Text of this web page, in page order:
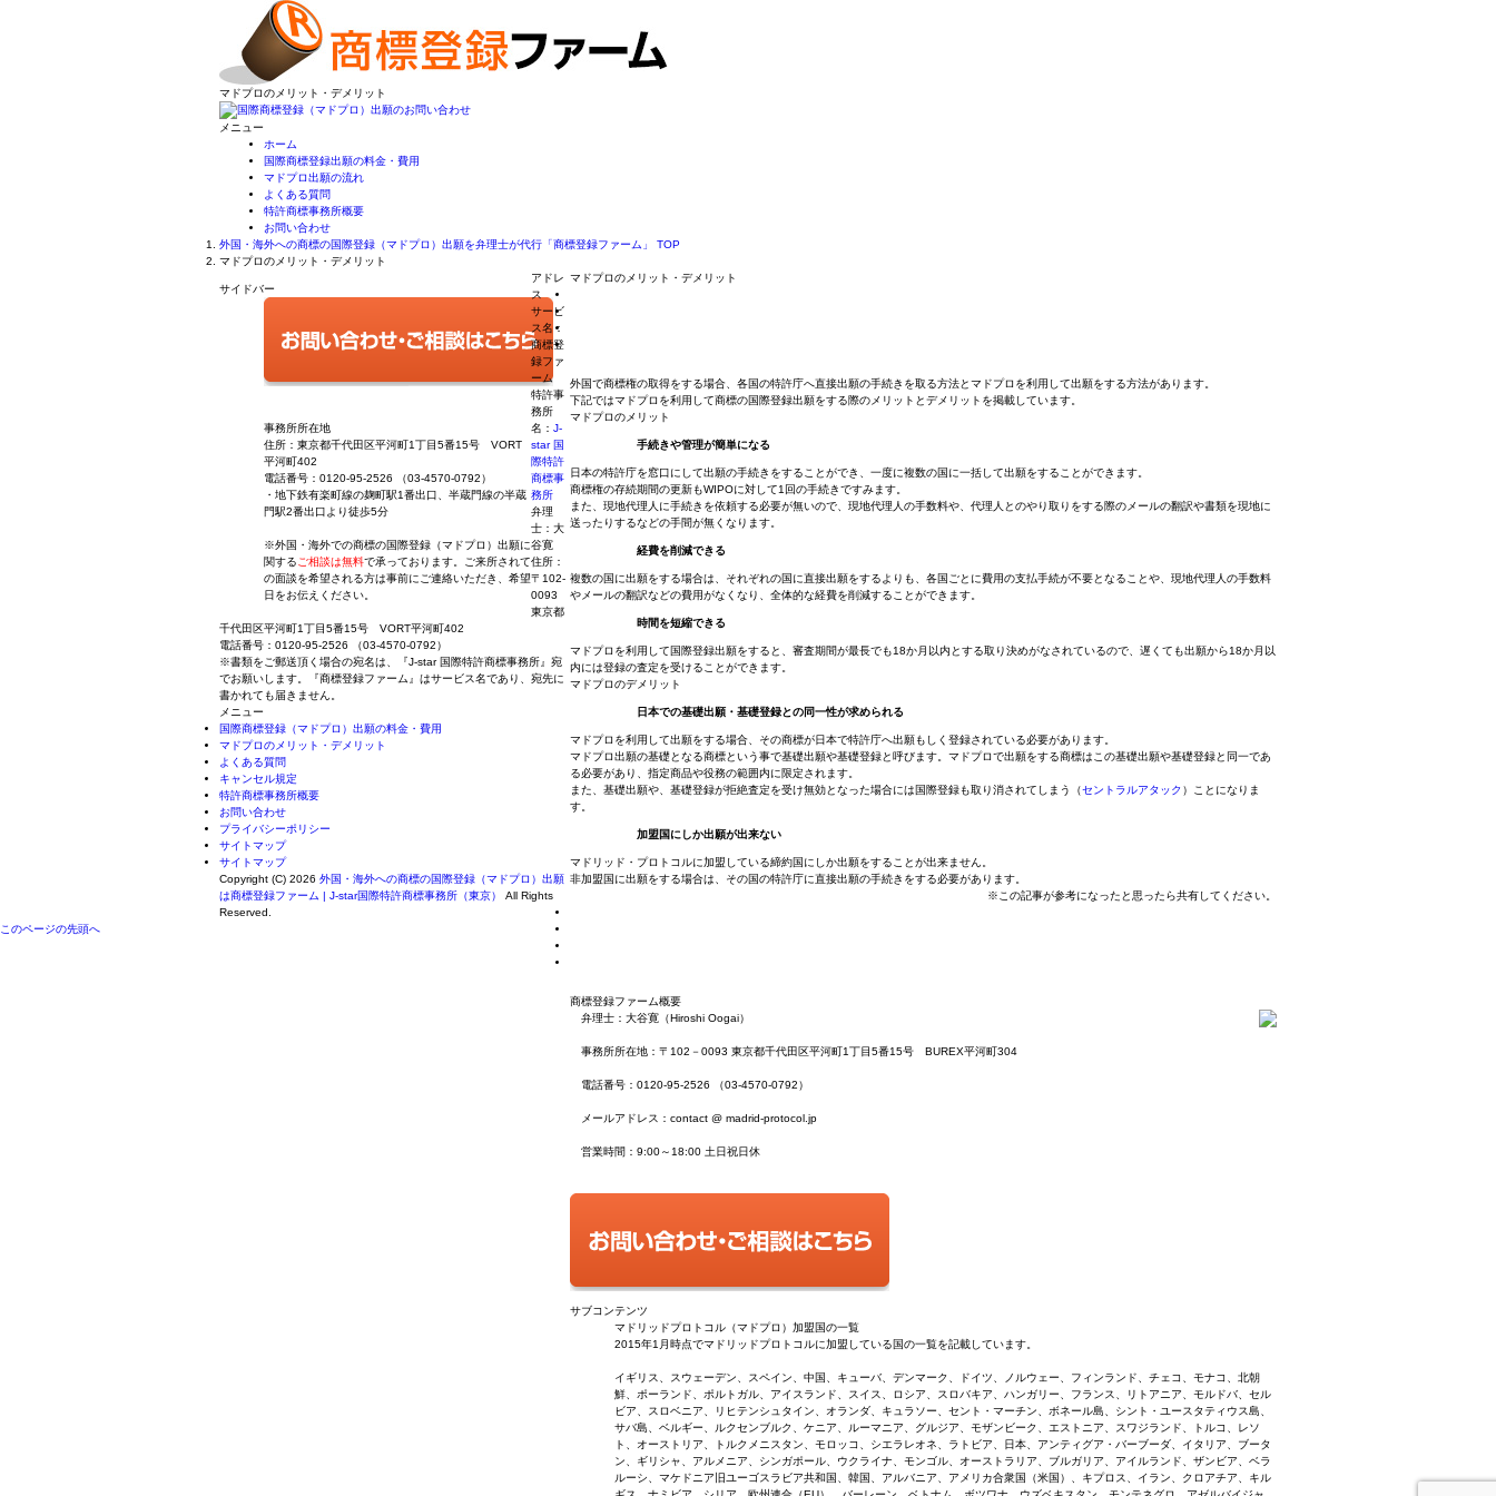
マドプロのメリット・デメリット
メニュー
ホーム
国際商標登録出願の料金・費用
マドプロ出願の流れ
よくある質問
特許商標事務所概要
お問い合わせ
外国・海外への商標の国際登録（マドプロ）出願を弁理士が代行「商標登録ファーム」 TOP
マドプロのメリット・デメリット
マドプロのメリット・デメリット
外国で商標権の取得をする場合、各国の特許庁へ直接出願の手続きを取る方法とマドプロを利用して出願をする方法があります。
下記ではマドプロを利用して商標の国際登録出願をする際のメリットとデメリットを掲載しています。
マドプロのメリット
手続きや管理が簡単になる
日本の特許庁を窓口にして出願の手続きをすることができ、一度に複数の国に一括して出願をすることができます。
商標権の存続期間の更新もWIPOに対して1回の手続きですみます。
また、現地代理人に手続きを依頼する必要が無いので、現地代理人の手数料や、代理人とのやり取りをする際のメールの翻訳や書類を現地に
送ったりするなどの手間が無くなります。
経費を削減できる
複数の国に出願をする場合は、それぞれの国に直接出願をするよりも、各国ごとに費用の支払手続が不要となることや、現地代理人の手数料
やメールの翻訳などの費用がなくなり、全体的な経費を削減することができます。
時間を短縮できる
マドプロを利用して国際登録出願をすると、審査期間が最長でも18か月以内とする取り決めがなされているので、遅くても出願から18か月以
内には登録の査定を受けることができます。
マドプロのデメリット
日本での基礎出願・基礎登録との同一性が求められる
マドプロを利用して出願をする場合、その商標が日本で特許庁へ出願もしく登録されている必要があります。
マドプロ出願の基礎となる商標という事で基礎出願や基礎登録と呼びます。マドプロで出願をする商標はこの基礎出願や基礎登録と同一であ
る必要があり、指定商品や役務の範囲内に限定されます。
また、基礎出願や、基礎登録が拒絶査定を受け無効となった場合には国際登録も取り消されてしまう（セントラルアタック）ことになりま
す。
加盟国にしか出願が出来ない
マドリッド・プロトコルに加盟している締約国にしか出願をすることが出来ません。
非加盟国に出願をする場合は、その国の特許庁に直接出願の手続きをする必要があります。
※この記事が参考になったと思ったら共有してください。
商標登録ファーム概要
弁理士：大谷寛（Hiroshi Oogai）
事務所所在地：〒102－0093 東京都千代田区平河町1丁目5番15号 BUREX平河町304
電話番号：0120-95-2526 （03-4570-0792）
メールアドレス：contact @ madrid-protocol.jp
営業時間：9:00～18:00 土日祝日休
サブコンテンツ
マドリッドプロトコル（マドプロ）加盟国の一覧
2015年1月時点でマドリッドプロトコルに加盟している国の一覧を記載しています。
イギリス、スウェーデン、スペイン、中国、キューバ、デンマーク、ドイツ、ノルウェー、フィンランド、チェコ、モナコ、北朝
鮮、ポーランド、ポルトガル、アイスランド、スイス、ロシア、スロバキア、ハンガリー、フランス、リトアニア、モルドバ、セル
ビア、スロベニア、リヒテンシュタイン、オランダ、キュラソー、セント・マーチン、ボネール島、シント・ユースタティウス島、
サバ島、ベルギー、ルクセンブルク、ケニア、ルーマニア、グルジア、モザンビーク、エストニア、スワジランド、トルコ、レソ
ト、オーストリア、トルクメニスタン、モロッコ、シエラレオネ、ラトビア、日本、アンティグア・バーブーダ、イタリア、ブータ
ン、ギリシャ、アルメニア、シンガポール、ウクライナ、モンゴル、オーストラリア、ブルガリア、アイルランド、ザンビア、ベラ
ルーシ、マケドニア旧ユーゴスラビア共和国、韓国、アルバニア、アメリカ合衆国（米国）、キプロス、イラン、クロアチア、キル
サイドバー
事務所所在地
住所：東京都千代田区平河町1丁目5番15号 VORT
平河町402
電話番号：0120-95-2526 （03-4570-0792）
・地下鉄有楽町線の麹町駅1番出口、半蔵門線の半蔵
門駅2番出口より徒歩5分
※外国・海外での商標の国際登録（マドプロ）出願に
関する ご相談は無料で承っております。ご来所されて
の面談を希望される方は事前にご連絡いただき、希望
日をお伝えください。
アドレ
ス
サービ
ス名：
商標登
録ファ
ーム
特許事
務所
名：J-
star 国
際特許
商標事
務所
弁理
士：大
谷寛
住所：
〒102-
0093
東京都
千代田区平河町1丁目5番15号 VORT平河町402
電話番号：0120-95-2526 （03-4570-0792）
※書類をご郵送頂く場合の宛名は、『J-star 国際特許商標事務所』宛
でお願いします。『商標登録ファーム』はサービス名であり、宛先に
書かれても届きません。
メニュー
国際商標登録（マドプロ）出願の料金・費用
マドプロのメリット・デメリット
よくある質問
キャンセル規定
特許商標事務所概要
お問い合わせ
プライバシーポリシー
サイトマップ
サイトマップ
Copyright (C) 2026 外国・海外への商標の国際登録（マドプロ）出願
は商標登録ファーム | J-star国際特許商標事務所（東京）
All Rights
Reserved.
このページの先頭へ